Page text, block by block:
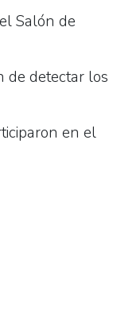
Salón de
de detectar los
en el